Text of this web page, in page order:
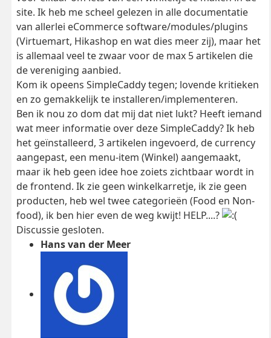
site. Ik heb me scheel gelezen in alle documentatie
van allerlei eCommerce software/modules/plugins
(Virtuemart, Hikashop en wat dies meer zij), maar het
is allemaal veel te zwaar voor de max 5 artikelen die
de vereniging aanbied.
Kom ik opeens SimpleCaddy tegen; lovende kritieken
en zo gemakkelijk te installeren/implementeren.
Ben ik nou zo dom dat mij dat niet lukt? Heeft iemand
wat meer informatie over deze SimpleCaddy? Ik heb
het geïnstalleerd, 3 artikelen ingevoerd, de currency
aangepast, een menu-item (Winkel) aangemaakt,
maar ik heb geen idee hoe zoiets zichtbaar wordt in
de frontend. Ik zie geen winkelkarretje, ik zie geen
producten, heb wel twee categorieën (Food en Non-
food), ik ben hier even de weg kwijt! HELP....?
Discussie gesloten.
Hans van der Meer